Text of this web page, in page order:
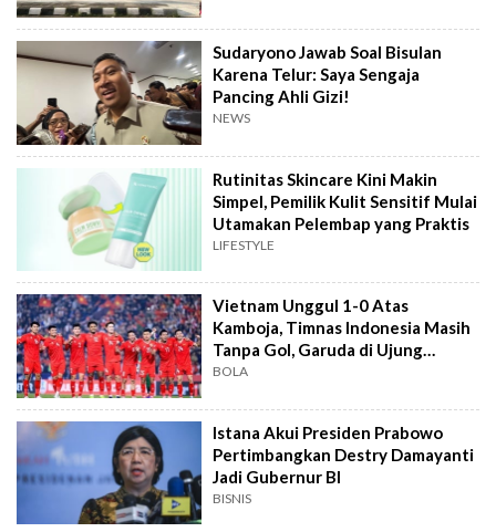
Sudaryono Jawab Soal Bisulan
Karena Telur: Saya Sengaja
Pancing Ahli Gizi!
NEWS
Rutinitas Skincare Kini Makin
Simpel, Pemilik Kulit Sensitif Mulai
Utamakan Pelembap yang Praktis
LIFESTYLE
Vietnam Unggul 1-0 Atas
Kamboja, Timnas Indonesia Masih
Tanpa Gol, Garuda di Ujung
Tanduk
BOLA
Istana Akui Presiden Prabowo
Pertimbangkan Destry Damayanti
Jadi Gubernur BI
BISNIS